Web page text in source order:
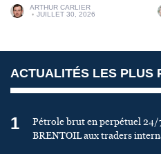
ARTHUR CARLIER
JUILLET 30, 2026
ACTUALITÉS LES PLUS
1
Pétrole brut en perpétuel 24/
BRENTOIL aux traders